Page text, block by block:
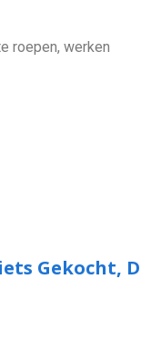
roepen, werken
Gekocht,